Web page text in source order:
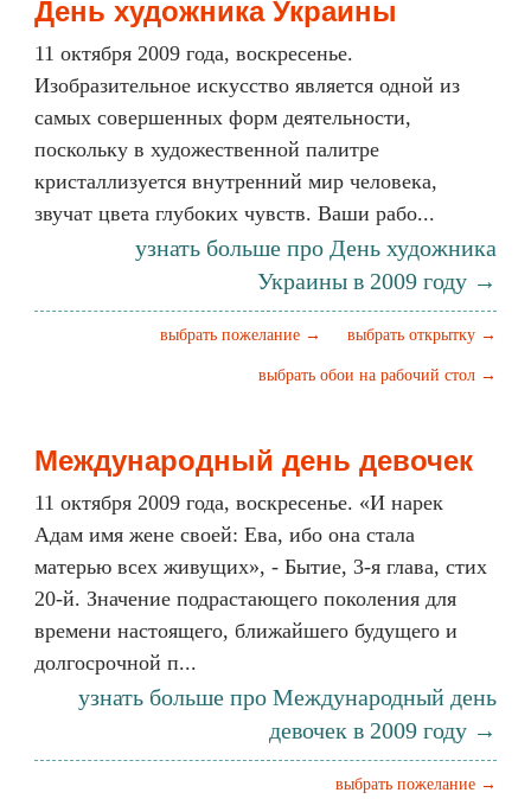
День художника Украины
11 октября 2009 года, воскресенье.
Изобразительное искусство является одной из
самых совершенных форм деятельности,
поскольку в художественной палитре
кристаллизуется внутренний мир человека,
звучат цвета глубоких чувств. Ваши рабо...
узнать больше про День художника
Украины в 2009 году →
выбрать открытку →
выбрать пожелание →
выбрать обои на рабочий стол →
Международный день девочек
11 октября 2009 года, воскресенье. «И нарек
Адам имя жене своей: Ева, ибо она стала
матерью всех живущих», - Бытие, 3-я глава, стих
20-й. Значение подрастающего поколения для
времени настоящего, ближайшего будущего и
долгосрочной п...
узнать больше про Международный день
девочек в 2009 году →
выбрать пожелание →